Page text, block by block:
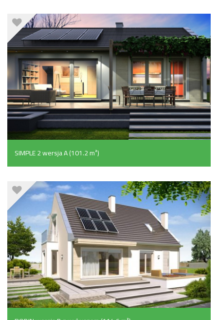
SIMPLE 2 wersja A (101.2 m²)